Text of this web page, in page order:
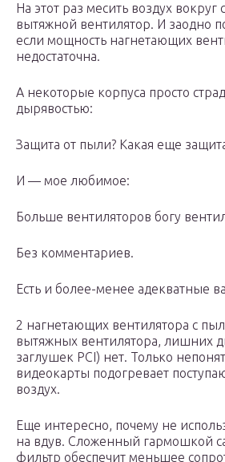
На этот раз месить воздух вокруг
вытяжной вентилятор. И заодно
если мощность нагнетающих
недостаточна.
А некоторые корпуса просто
дырявостью:
Защита от пыли? Какая еще
И — мое любимое:
Больше вентиляторов богу
Без комментариев.
Есть и более-менее адекватные
2 нагнетающих вентилятора с
вытяжных вентилятора, лишних
заглушек PCI) нет. Только
видеокарты подогревает
воздух.
Еще интересно, почему не
на вдув. Сложенный гармошкой
фильтр обеспечит меньшее